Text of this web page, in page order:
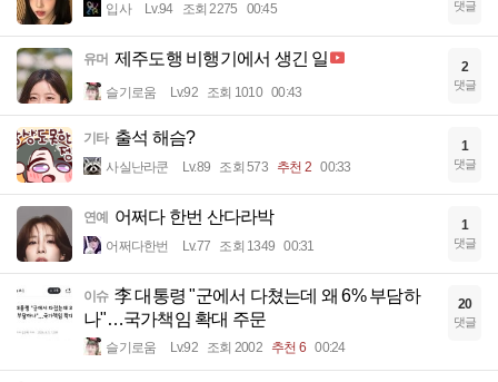
입사 Lv.94 조회 2275 00:45 댓글
유머 제주도행 비행기에서 생긴 일
슬기로움 Lv.92 조회 1010 00:43
2
댓글
기타 출석 해슴?
사실난라쿤 Lv.89 조회 573 추천 2 00:33
1
댓글
연예 어쩌다 한번 산다라박
어쩌다한번 Lv.77 조회 1349 00:31
1
댓글
이슈 李 대통령 "군에서 다쳤는데 왜 6% 부담하
나"…국가책임 확대 주문
슬기로움 Lv.92 조회 2002 추천 6 00:24
20
댓글